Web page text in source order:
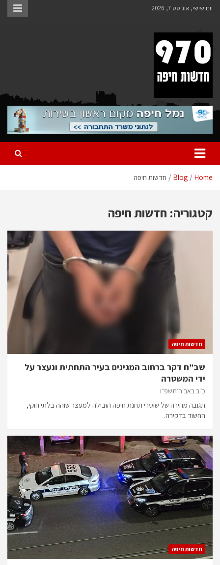
Skipיום שישי, אוגוסט 7, 2026
970 חדשות חיפה
970 חדשות חיפה
Home
Blog חדשות חיפה
קטגוריה: חדשות חיפה
חדשות חיפה
שב”ח דקר ברחוב המגינים בעיר התחתית ונעצר על
ידי המשטרה
כ״ב באב ה׳תשפ״ו
תגובה מהירה של שוטרי תחנת חיפה הובילה למעצר שוהה בלתי חוקי,
החשוד בדקירה.
חדשות חיפה